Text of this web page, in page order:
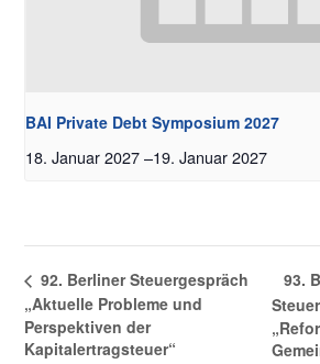
BAI Private Debt Symposium 2027
18. Januar 2027 –19. Januar 2027
92. Berliner Steuergespräch
„Aktuelle Probleme und
Perspektiven der
Kapitalertragsteuer“
93.